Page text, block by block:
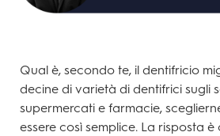
Qual è, secondo te, il dentifricio
decine di varietà di dentifrici sugli
supermercati e farmacie,
essere così semplice. La risposta